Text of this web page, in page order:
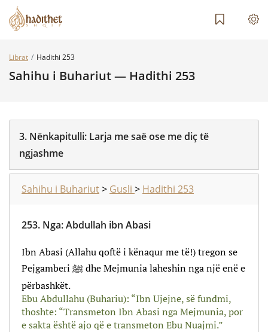
Librat Hadithi 253
Sahihu i Buhariut — Hadithi 253
3. Nënkapitulli: Larja me saë ose me diç të
ngjashme
Sahihu i Buhariut> Gusli > Hadithi 253
253. Nga:Abdullah ibn Abasi
Ibn Abasi (Allahu qoftë i kënaqur me të!) tregon se
Pejgamberi ﷺ dhe Mejmunia laheshin nga një enë e
përbashkët.
Ebu Abdullahu (Buhariu): “Ibn Ujejne, së fundmi,
thoshte: “Transmeton Ibn Abasi nga Mejmunia, por
e sakta është ajo që e transmeton Ebu Nuajmi.”